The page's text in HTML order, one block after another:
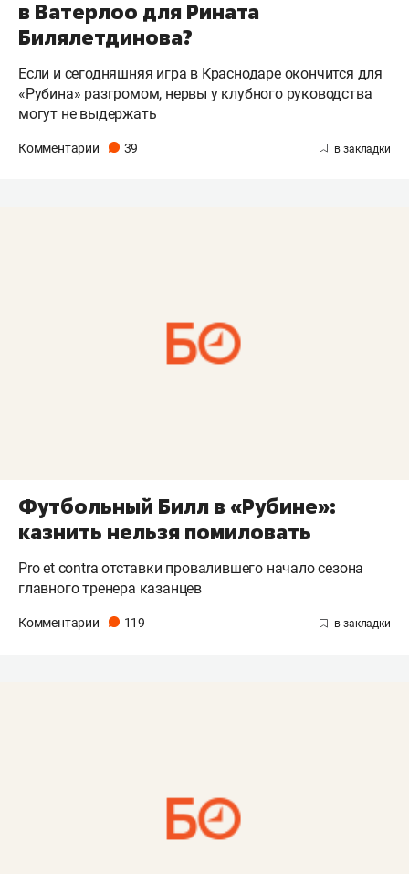
в Ватерлоо для Рината
Билялетдинова?
Если и сегодняшняя игра в Краснодаре окончится для
«Рубина» разгромом, нервы у клубного руководства
могут не выдержать
Комментарии 39
Футбольный Билл в «Рубине»:
казнить нельзя помиловать
Pro et contra отставки провалившего начало сезона
главного тренера казанцев
Комментарии 119